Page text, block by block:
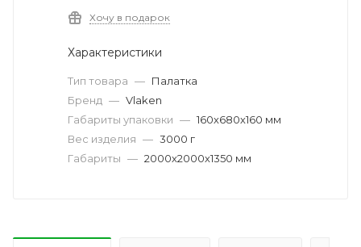
Хочу в подарок
Характеристики
Тип товара — Палатка
Бренд — Vlaken
Габариты упаковки — 160х680х160 мм
Вес изделия — 3000 г
Габариты — 2000х2000х1350 мм